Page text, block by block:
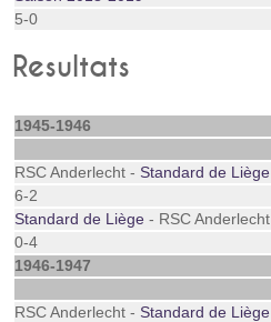
5-0
Resultats
1945-1946
RSC Anderlecht -Standard de Liège
6-2
Standard de Liège - RSC Anderlecht
0-4
1946-1947
RSC Anderlecht -Standard de Liège